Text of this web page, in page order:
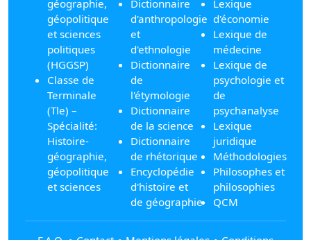
géographie,
géopolitique
et sciences
politiques
(HGGSP)
Classe de
Terminale
(Tle) –
Spécialité:
Histoire-
géographie,
géopolitique
et sciences
Dictionnaire
d'anthropologie
et
d'ethnologie
Dictionnaire
de
l'étymologie
Dictionnaire
de la science
Dictionnaire
de rhétorique
Encyclopédie
d'histoire et
de géographie
Lexique
d'économie
Lexique de
médecine
Lexique de
psychologie et
de
psychanalyse
Lexique
juridique
Méthodologies
Philosophes et
philosophies
QCM